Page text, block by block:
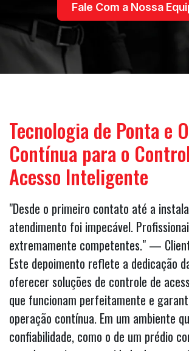
Fale Com a Nossa
Tecnologia de Ponta e
Contínua para o
Acesso Inteligente
"Desde o primeiro contato até a
atendimento foi impecável.
extremamente competentes." —
Este depoimento reflete a dedicação
oferecer soluções de controle de
que funcionam perfeitamente e
operação contínua. Em um ambiente
confiabilidade, como o de um prédio